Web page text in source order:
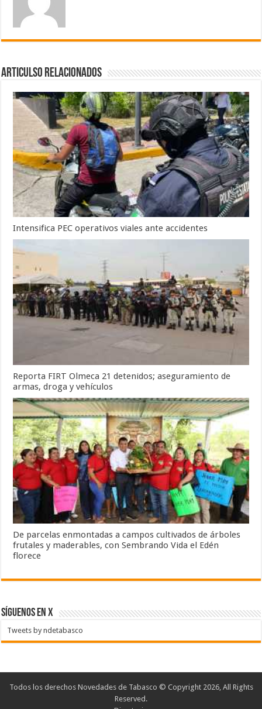
Articulso Relacionados
Intensifica PEC operativos viales ante accidentes
Reporta FIRT Olmeca 21 detenidos; aseguramiento de
armas, droga y vehículos
De parcelas enmontadas a campos cultivados de árboles
frutales y maderables, con Sembrando Vida el Edén
florece
SÍGUENOS EN X
Tweets by ndetabasco
Todos los derechos Novedades de Tabasco © Copyright 2026, All Rights
Reserved.